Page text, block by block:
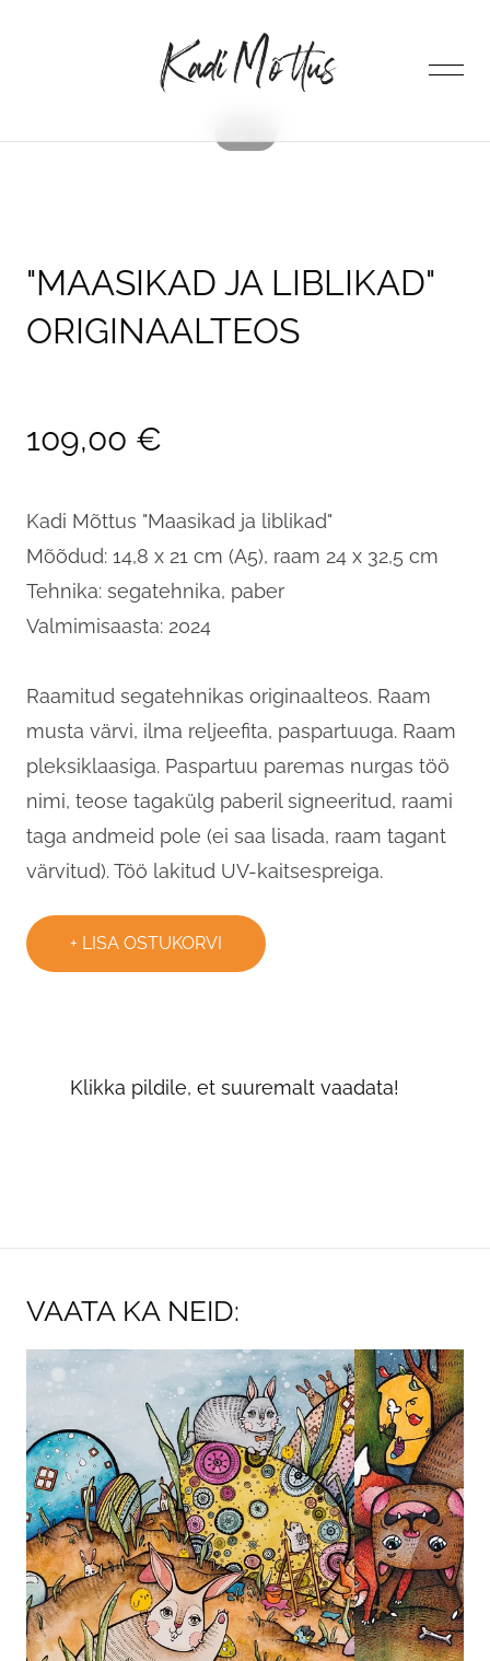
Vaata ostukorvi
AUTORIST
KONTAKT
"MAASIKAD JA LIBLIKAD"
ORIGINAALTEOS
109,00 €
Kadi Mõttus "Maasikad ja liblikad"
Mõõdud: 14,8 x 21 cm (A5), raam 24 x 32,5 cm
Tehnika: segatehnika, paber
Valmimisaasta: 2024
Raamitud segatehnikas originaalteos. Raam
musta värvi, ilma reljeefita, paspartuuga. Raam
pleksiklaasiga. Paspartuu paremas nurgas töö
nimi, teose tagakülg paberil signeeritud, raami
taga andmeid pole (ei saa lisada, raam tagant
värvitud). Töö lakitud UV-kaitsespreiga.
LISA OSTUKORVI
Klikka pildile, et suuremalt vaadata!
VAATA KA NEID: